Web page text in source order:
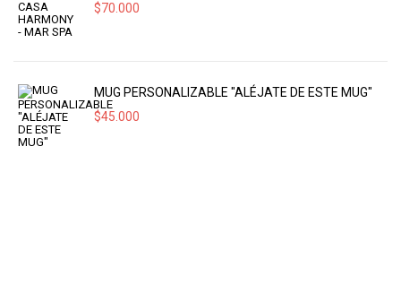
$70.000
MUG PERSONALIZABLE "ALÉJATE DE ESTE MUG"
$45.000